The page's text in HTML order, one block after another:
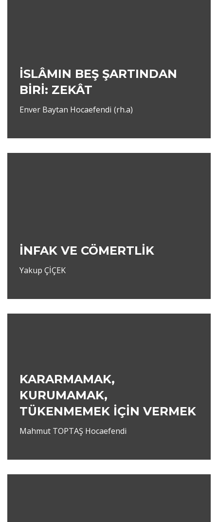
İSLÂMIN BEŞ ŞARTINDAN
BİRİ: ZEKÂT
Enver Baytan Hocaefendi (rh.a)
İNFAK VE CÖMERTLİK
Yakup ÇİÇEK
KARARMAMAK,
KURUMAMAK,
TÜKENMEMEK İÇİN VERMEK
Mahmut TOPTAŞ Hocaefendi